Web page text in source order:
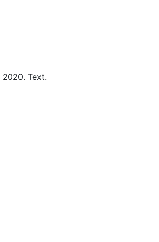
2020. Text.